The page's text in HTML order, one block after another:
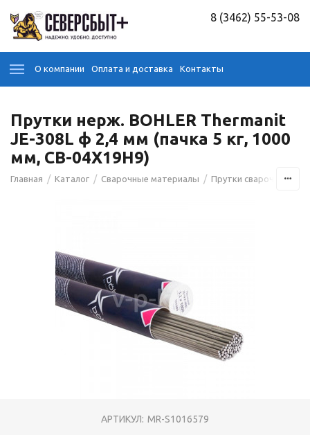
8 (3462) 55-53-08
О компании Оплата и доставка Контакты
Прутки нерж. BOHLER Thermanit
JE-308L ф 2,4 мм (пачка 5 кг, 1000
мм, СВ-04Х19Н9)
Главная / Каталог / Сварочные материалы / Прутки сварочные
АРТИКУЛ: MR-S1016579